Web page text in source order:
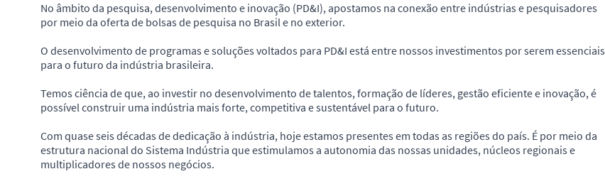
No âmbito da pesquisa, desenvolvimento e inovação (PD&I), apostamos na conexão entre indústrias e pesquisadores
por meio da oferta de bolsas de pesquisa no Brasil e no exterior.
O desenvolvimento de programas e soluções voltados para PD&I está entre nossos investimentos por serem essenciais
para o futuro da indústria brasileira.
Temos ciência de que, ao investir no desenvolvimento de talentos, formação de líderes, gestão eficiente e inovação, é
possível construir uma indústria mais forte, competitiva e sustentável para o futuro.
Com quase seis décadas de dedicação à indústria, hoje estamos presentes em todas as regiões do país. É por meio da
estrutura nacional do Sistema Indústria que estimulamos a autonomia das nossas unidades, núcleos regionais e
multiplicadores de nossos negócios.